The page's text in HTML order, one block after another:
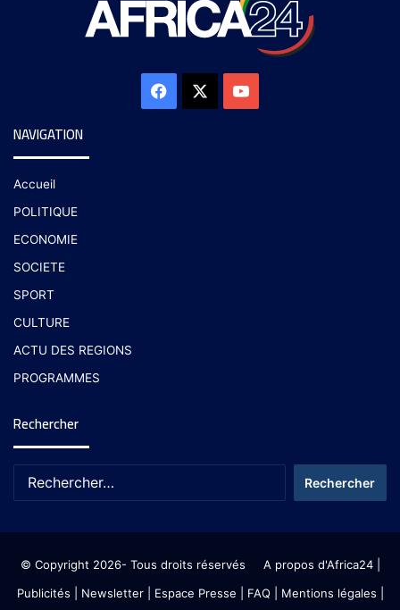
NAVIGATION
Accueil
POLITIQUE
ECONOMIE
SOCIETE
SPORT
CULTURE
ACTU DES REGIONS
PROGRAMMES
Rechercher
© Copyright 2026- Tous droits réservés A propos d'Africa24|
Publicités
Newsletter| Espace Presse | FAQ | Mentions légales